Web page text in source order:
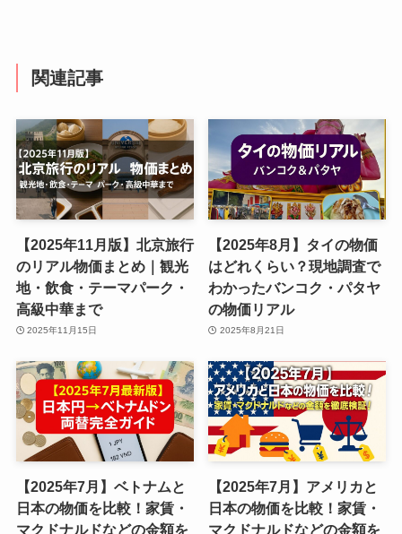
関連記事
【2025年11月版】北京旅行
のリアル物価まとめ｜観光
地・飲食・テーマパーク・
高級中華まで
2025年11月15日
【2025年8月】タイの物価
はどれくらい？現地調査で
わかったバンコク・パタヤ
の物価リアル
2025年8月21日
【2025年7月】ベトナムと
日本の物価を比較！家賃・
マクドナルドなどの金額を
【2025年7月】アメリカと
日本の物価を比較！家賃・
マクドナルドなどの金額を